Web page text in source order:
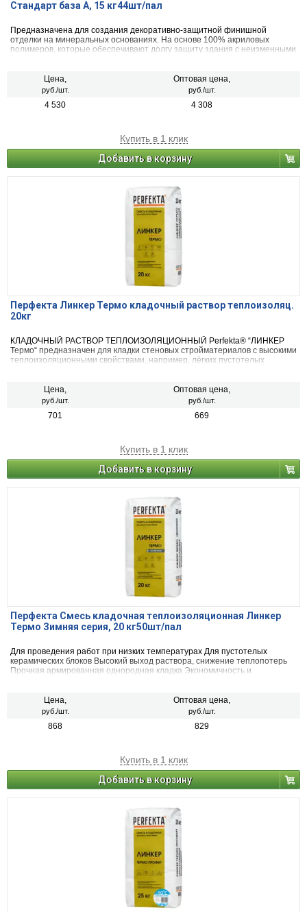
Стандарт база A, 15 кг44шт/пал
Предназначена для создания декоративно-защитной финишной
отделки на минеральных основаниях. На основе 100% акриловых
полимеров, которые обеспечивают долгу защиту здания с неизменными
теплоизоляционных композиционных (СФТК) с наружными
штукатурными слоями. Для наружного применения. Для ручного и
колеровки в светлые оттенки. Колеруется по цветовой системе NCS и
Цена,
руб./шт.
Оптовая цена,
руб./шт.
4 530 4 308
Купить в 1 клик
Добавить в корзину
Перфекта Линкер Термо кладочный раствор теплоизоляц.
20кг
КЛАДОЧНЫЙ РАСТВОР ТЕПЛОИЗОЛЯЦИОННЫЙ Perfekta® “ЛИНКЕР
Термо“ предназначен для кладки стеновых стройматериалов с высокими
теплоизоляционными свойствами, например, лёгких пустотелых
пористых заполнителях, а также для заполнения и замоноличивания
щелей и пустот.
Цена,
руб./шт.
Оптовая цена,
руб./шт.
701 669
Купить в 1 клик
Добавить в корзину
Перфекта Смесь кладочная теплоизоляционная Линкер
Термо Зимняя серия, 20 кг50шт/пал
Для проведения работ при низких температурах Для пустотелых
керамических блоков Высокий выход раствора, снижение теплопотерь
Прочная армированная однородная кладка Экономичность и
Цена,
руб./шт.
Оптовая цена,
руб./шт.
868 829
Купить в 1 клик
Добавить в корзину